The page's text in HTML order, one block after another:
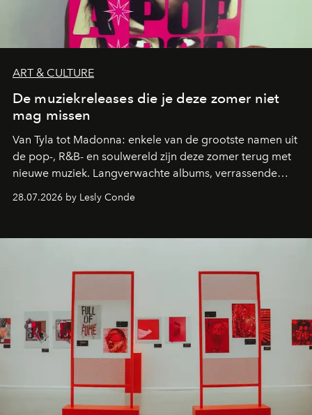
ART & CULTURE
De muziekreleases die je deze zomer niet
mag missen
Van Tyla tot Madonna: enkele van de grootste namen uit
de pop-, R&B- en soulwereld zijn deze zomer terug met
nieuwe muziek. Langverwachte albums, verrassende
comebacks en veelbelovende nieuwe projecten: dit zijn
de releases die je niet mag missen.
28.07.2026 by Lesly Conde